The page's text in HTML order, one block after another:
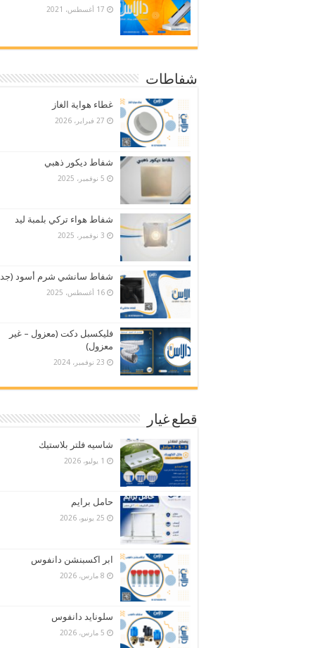
17 أغسطس، 2021
شفاطات
غطاء هواية الغاز
27 فبراير، 2026
شفاط ديكور ذهبي
5 نوفمبر، 2025
شفاط هواء تركي بلمبة ليد
3 نوفمبر، 2025
شفاط سانشي شرم أسود
16 أغسطس، 2025
فليكسبل دكت (معزول – غير
معزول)
23 نوفمبر، 2024
قطع غيار
شاسيه فلتر بلاستيك
1 يوليو، 2026
حامل برايم
25 يونيو، 2026
ابر اكسبنشن دانفوس
8 مارس، 2026
سلونايد دانفوس
5 مارس، 2026